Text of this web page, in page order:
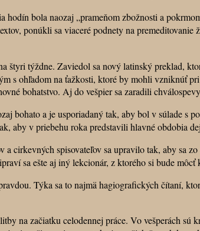
bola naozaj „prameňom zbožnosti a
ponúkli sa viaceré podnety na
štyri týždne. Zaviedol sa nový latinský preklad,
s ohľadom na ťažkosti, ktoré by mohli vzniknúť
bohatstvo. Aj do vešpier sa zaradili
bohato a je usporiadaný tak, aby bol v súlade s
v priebehu roka predstavili hlavné obdobia
spisovateľov sa upravilo tak, aby sa
sa ešte aj iný lekcionár, z ktorého si bude
Týka sa to najmä hagiografických čítaní,
na začiatku celodennej práce. Vo vešperách sú